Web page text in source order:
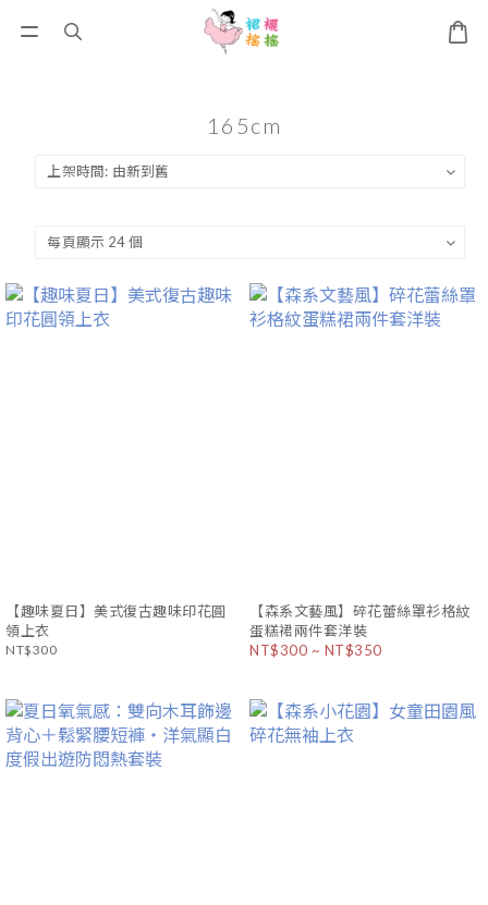
165cm
【趣味夏日】美式復古趣味印花圓
領上衣
NT$300
【森系文藝風】碎花蕾絲罩衫格紋
蛋糕裙兩件套洋裝
NT$300 ~ NT$350